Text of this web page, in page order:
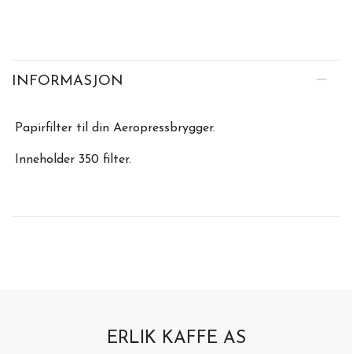
INFORMASJON
Papirfilter til din Aeropressbrygger.
Inneholder 350 filter.
ERLIK KAFFE AS